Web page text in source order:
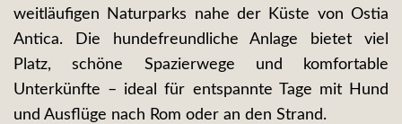
weitläufigen Naturparks nahe der Küste von Ostia
Antica. Die hundefreundliche Anlage bietet viel
Platz, schöne Spazierwege und komfortable
Unterkünfte – ideal für entspannte Tage mit Hund
und Ausflüge nach Rom oder an den Strand.